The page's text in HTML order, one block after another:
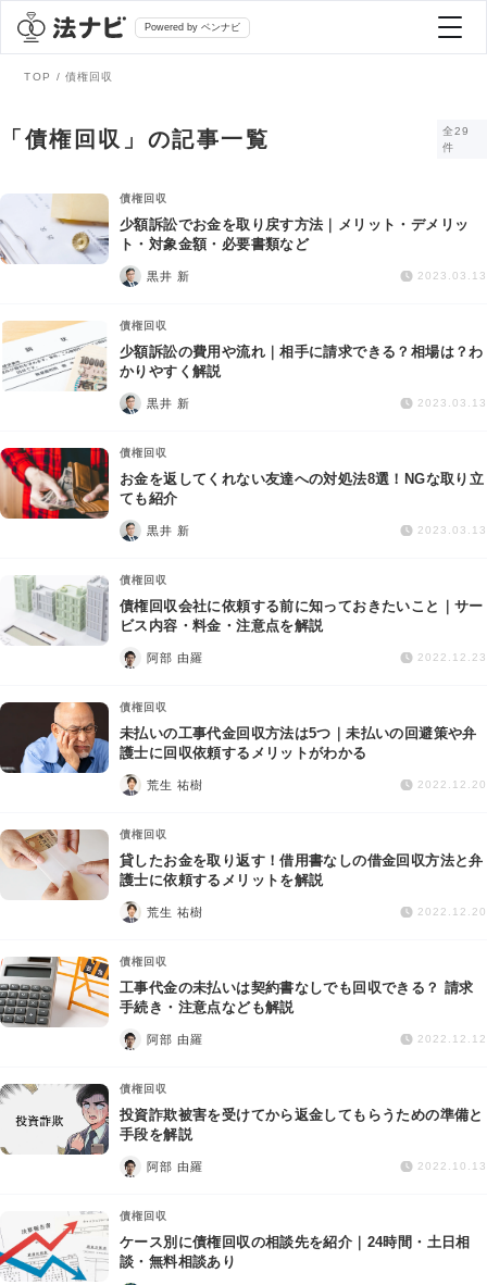
Powered by ベンナビ
全て
法律相談
債務整理
交通事故
労働問題
債権回収
IT・ネット
資金調達
企業法務
弁護士を探す
おすすめ弁護士診断
AI Search Premium
掲載をご検討の弁護士の方へ
TOP 債権回収
「債権回収」の記事一覧
全29
件
債権回収
少額訴訟でお金を取り戻す方法｜メリット・デメリッ
ト・対象金額・必要書類など
黒井 新 2023.03.13
債権回収
少額訴訟の費用や流れ｜相手に請求できる？相場は？わ
かりやすく解説
黒井 新 2023.03.13
債権回収
お金を返してくれない友達への対処法8選！NGな取り立
ても紹介
黒井 新 2023.03.13
債権回収
債権回収会社に依頼する前に知っておきたいこと｜サー
ビス内容・料金・注意点を解説
阿部 由羅 2022.12.23
債権回収
未払いの工事代金回収方法は5つ｜未払いの回避策や弁
護士に回収依頼するメリットがわかる
荒生 祐樹 2022.12.20
債権回収
貸したお金を取り返す！借用書なしの借金回収方法と弁
護士に依頼するメリットを解説
荒生 祐樹 2022.12.20
債権回収
工事代金の未払いは契約書なしでも回収できる？ 請求
手続き・注意点なども解説
阿部 由羅 2022.12.12
債権回収
投資詐欺被害を受けてから返金してもらうための準備と
手段を解説
阿部 由羅 2022.10.13
債権回収
ケース別に債権回収の相談先を紹介｜24時間・土日相
談・無料相談あり